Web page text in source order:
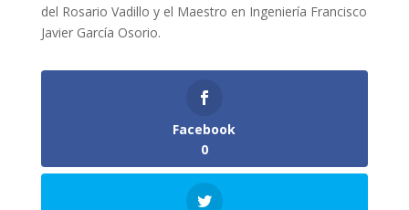
del Rosario Vadillo y el Maestro en Ingeniería Francisco
Javier García Osorio.
Facebook
0